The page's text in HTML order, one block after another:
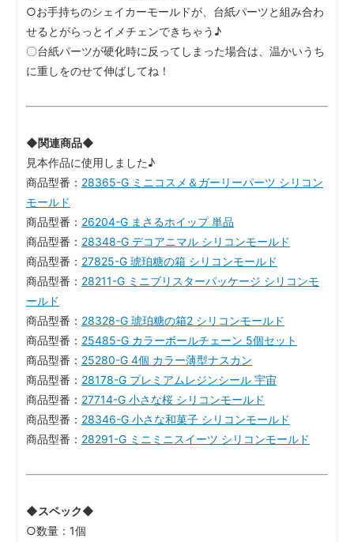
○お手持ちのシェイカーモールドが、台紙パーツと組み合わ
せるとがらっとイメチェンできちゃう♪
〇台紙パーツが硬化時に反ってしまった場合は、温かいうち
に重しをのせて伸ばしてね！
◆関連商品◆
見本作品に使用しました♪
商品型番： 28365-G ミニコスメ＆ガーリーパーツ シリコン
モールド
商品型番： 26204-G まさるホイップ 単品
商品型番： 28348-G デコアニマル シリコンモールド
商品型番： 27825-G 琥珀糖の箱 シリコンモールド
商品型番： 28211-G ミニブリスターパッケージ シリコンモ
ールド
商品型番： 28328-G 琥珀糖の箱2 シリコンモールド
商品型番： 25485-G カラーボールチェーン 5個セット
商品型番： 25280-G 4個 カラー薄型ナスカン
商品型番： 28178-G プレミアムレジンシール 宇宙
商品型番： 27714-G 小さな桜 シリコンモールド
商品型番： 28346-G 小さな和菓子 シリコンモールド
商品型番： 28291-G ミニミニスイーツ シリコンモールド
◆スペック◆
○数量：1個